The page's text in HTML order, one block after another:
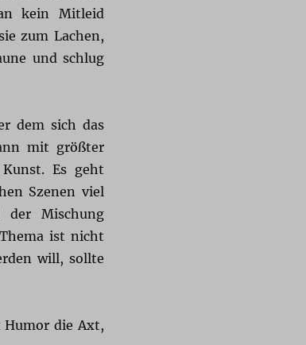
kein Mitleid
zum Lachen,
und schlug
dem sich das
mit größter
Es geht
Szenen viel
der Mischung
ist nicht
will, sollte
Humor die Axt,